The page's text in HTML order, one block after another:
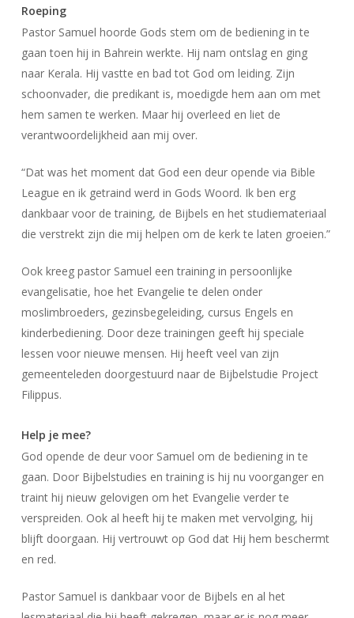
Roeping
Pastor Samuel hoorde Gods stem om de bediening in te
gaan toen hij in Bahrein werkte. Hij nam ontslag en ging
naar Kerala. Hij vastte en bad tot God om leiding. Zijn
schoonvader, die predikant is, moedigde hem aan om met
hem samen te werken. Maar hij overleed en liet de
verantwoordelijkheid aan mij over.
“Dat was het moment dat God een deur opende via Bible
League en ik getraind werd in Gods Woord. Ik ben erg
dankbaar voor de training, de Bijbels en het studiemateriaal
die verstrekt zijn die mij helpen om de kerk te laten groeien.”
Ook kreeg pastor Samuel een training in persoonlijke
evangelisatie, hoe het Evangelie te delen onder
moslimbroeders, gezinsbegeleiding, cursus Engels en
kinderbediening. Door deze trainingen geeft hij speciale
lessen voor nieuwe mensen. Hij heeft veel van zijn
gemeenteleden doorgestuurd naar de Bijbelstudie Project
Filippus.
Help je mee?
God opende de deur voor Samuel om de bediening in te
gaan. Door Bijbelstudies en training is hij nu voorganger en
traint hij nieuw gelovigen om het Evangelie verder te
verspreiden. Ook al heeft hij te maken met vervolging, hij
blijft doorgaan. Hij vertrouwt op God dat Hij hem beschermt
en red.
Pastor Samuel is dankbaar voor de Bijbels en al het